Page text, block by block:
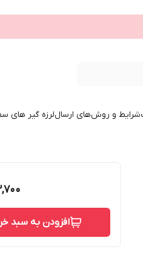
شرایط و روش‌های ارساللرزه گیر های
افزودن به سبد